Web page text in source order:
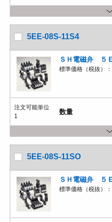
5EE-08S-11S4
ＳＨ電磁弁 ５
標準価格（税抜）：
注文可能単位
1
数量
5EE-08S-11SO
ＳＨ電磁弁 ５
標準価格（税抜）：